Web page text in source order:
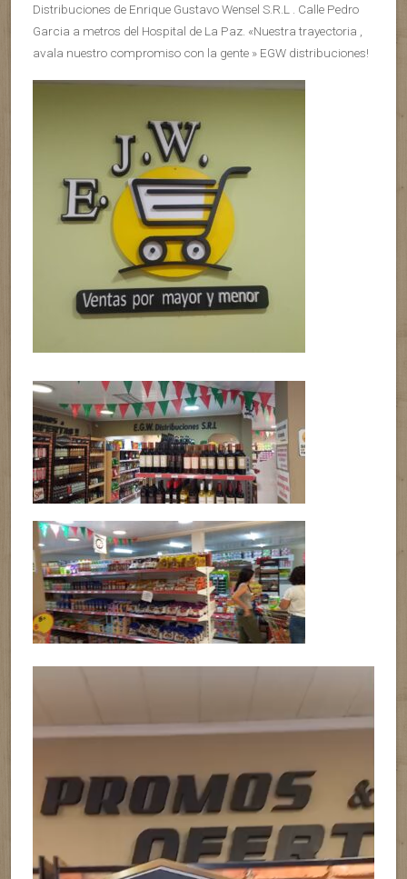
Distribuciones de Enrique Gustavo Wensel S.R.L . Calle Pedro
Garcia a metros del Hospital de La Paz. «Nuestra trayectoria ,
avala nuestro compromiso con la gente » EGW distribuciones!